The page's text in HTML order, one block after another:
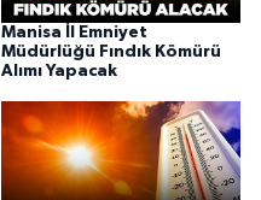
Manisa İl Emniyet
Müdürlüğü Fındık Kömürü
Alımı Yapacak